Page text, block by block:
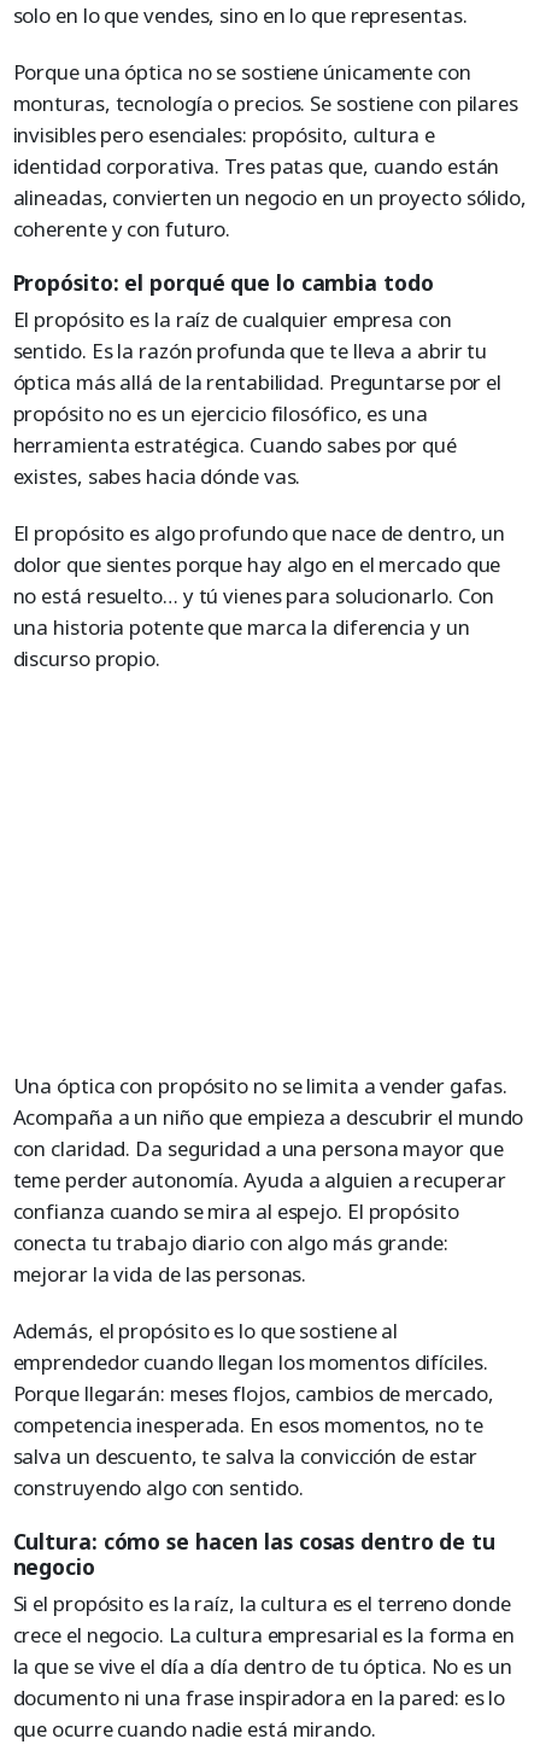
solo en lo que vendes, sino en lo que representas.
Porque una óptica no se sostiene únicamente con
monturas, tecnología o precios. Se sostiene con pilares
invisibles pero esenciales: propósito, cultura e
identidad corporativa. Tres patas que, cuando están
alineadas, convierten un negocio en un proyecto sólido,
coherente y con futuro.
Propósito: el porqué que lo cambia todo
El propósito es la raíz de cualquier empresa con
sentido. Es la razón profunda que te lleva a abrir tu
óptica más allá de la rentabilidad. Preguntarse por el
propósito no es un ejercicio filosófico, es una
herramienta estratégica. Cuando sabes por qué
existes, sabes hacia dónde vas.
El propósito es algo profundo que nace de dentro, un
dolor que sientes porque hay algo en el mercado que
no está resuelto… y tú vienes para solucionarlo. Con
una historia potente que marca la diferencia y un
discurso propio.
Una óptica con propósito no se limita a vender gafas.
Acompaña a un niño que empieza a descubrir el mundo
con claridad. Da seguridad a una persona mayor que
teme perder autonomía. Ayuda a alguien a recuperar
confianza cuando se mira al espejo. El propósito
conecta tu trabajo diario con algo más grande:
mejorar la vida de las personas.
Además, el propósito es lo que sostiene al
emprendedor cuando llegan los momentos difíciles.
Porque llegarán: meses flojos, cambios de mercado,
competencia inesperada. En esos momentos, no te
salva un descuento, te salva la convicción de estar
construyendo algo con sentido.
Cultura: cómo se hacen las cosas dentro de tu
negocio
Si el propósito es la raíz, la cultura es el terreno donde
crece el negocio. La cultura empresarial es la forma en
la que se vive el día a día dentro de tu óptica. No es un
documento ni una frase inspiradora en la pared: es lo
que ocurre cuando nadie está mirando.